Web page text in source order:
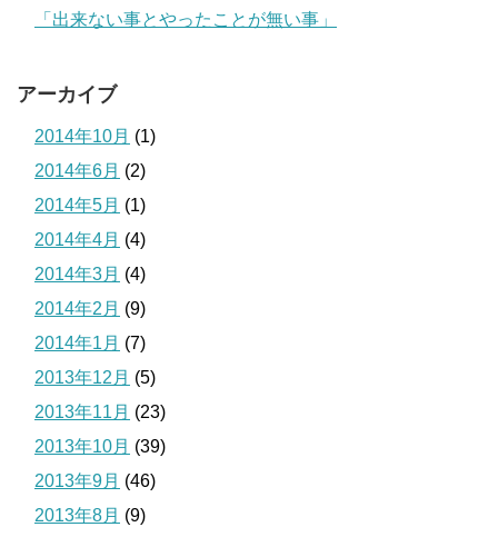
「出来ない事とやったことが無い事」
アーカイブ
2014年10月 (1)
2014年6月 (2)
2014年5月 (1)
2014年4月 (4)
2014年3月 (4)
2014年2月 (9)
2014年1月 (7)
2013年12月 (5)
2013年11月 (23)
2013年10月 (39)
2013年9月 (46)
2013年8月 (9)